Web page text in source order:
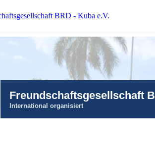
BRD - Kuba e.V.
Freundschaftsgesellschaft
International organisiert